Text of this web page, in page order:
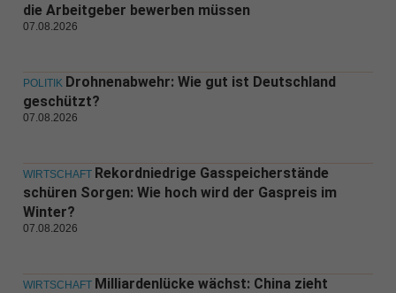
die Arbeitgeber bewerben müssen
07.08.2026
POLITIK Drohnenabwehr: Wie gut ist Deutschland
geschützt?
07.08.2026
WIRTSCHAFT Rekordniedrige Gasspeicherstände
schüren Sorgen: Wie hoch wird der Gaspreis im
Winter?
07.08.2026
WIRTSCHAFT Milliardenlücke wächst: China zieht